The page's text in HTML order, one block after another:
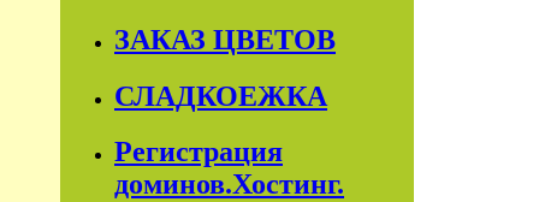
ЗАКАЗ ЦВЕТОВ
СЛАДКОЕЖКА
Регистрация
доминов.Хостинг.